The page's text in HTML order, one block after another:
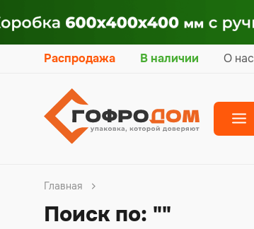
Распродажа В наличии О нас
Главная
Поиск по: ""